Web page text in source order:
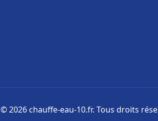
© 2026 chauffe-eau-10.fr. Tous droits